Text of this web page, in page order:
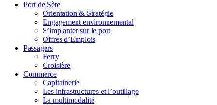
Port de Sète
Orientation & Stratégie
Engagement environnemental
S’implanter sur le port
Offres d’Emplois
Passagers
Ferry
Croisière
Commerce
Capitainerie
Les infrastructures et l’outillage
La multimodalité